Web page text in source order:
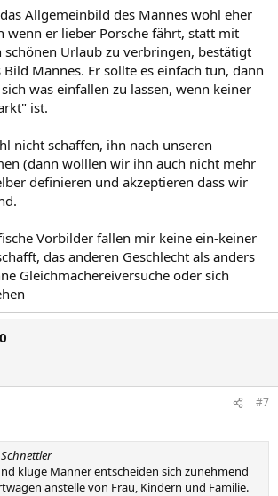
Allgemeinbild des Mannes wohl eher
wenn er lieber Porsche fährt, statt mit
schönen Urlaub zu verbringen, bestätigt
Mannes. Er sollte es einfach tun, dann
was einfallen zu lassen, wenn keiner
ist.
nicht schaffen, ihn nach unseren
(dann wolllen wir ihn auch nicht mehr
definieren und akzeptieren dass wir
Vorbilder fallen mir keine ein-keiner
das anderen Geschlecht als anders
Gleichmachereiversuche oder sich
#7
kluge Männer entscheiden sich zunehmend
anstelle von Frau, Kindern und Familie.